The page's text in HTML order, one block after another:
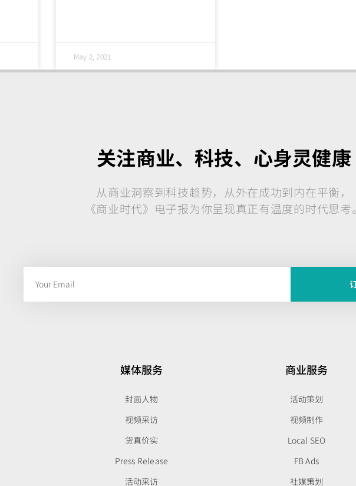
May 2, 2021
关注商业、科技、心身灵健康
从商业洞察到科技趋势，从外在成功到内在平衡，
《商业时代》电子报为你呈现真正有温度的时代思考
媒体服务
封面人物
视频采访
货真价实
Press Release
活动采访
商业服务
活动策划
视频制作
Local SEO
FB Ads
社媒策划